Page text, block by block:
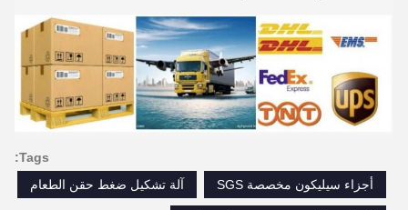
Tags:
أجزاء سيليكون مخصصة SGS
آلة تشكيل ضغط حقن الطعام